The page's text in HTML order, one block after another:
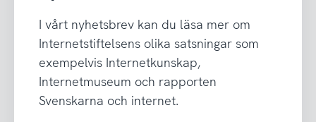
I vårt nyhetsbrev kan du läsa mer om
Internetstiftelsens olika satsningar som
exempelvis Internetkunskap,
Internetmuseum och rapporten
Svenskarna och internet.